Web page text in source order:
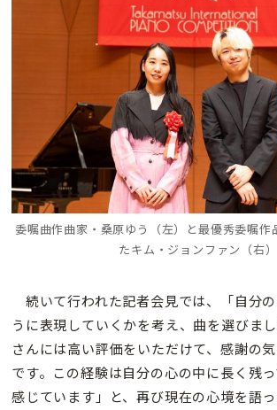
委嘱曲作曲家・桑原ゆう（左）と最優秀委嘱作
たキム・ジョンファン（右）
続いて行われた記者会見では、「自分
うに表現していくかを考え、曲を選びま
さんには高い評価をいただけて、感謝の
です。この経験は自分の心の中に長く残
感じています」と、再び現在の心境を語